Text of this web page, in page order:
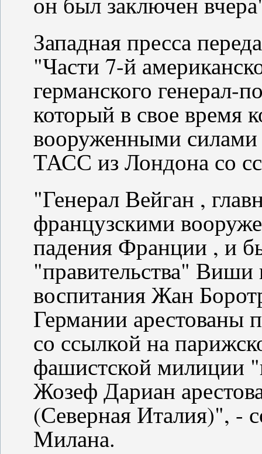
Западная пресса
"Части 7-й
германского генерал-
который в свое время
вооруженными
ТАСС из Лондона со
"Генерал Вейган ,
французскими
падения Франции , и
"правительства" Виши
воспитания Жан
Германии арестованы
со ссылкой на
фашистской милиции
Жозеф Дариан
(Северная Италия)", -
Милана.